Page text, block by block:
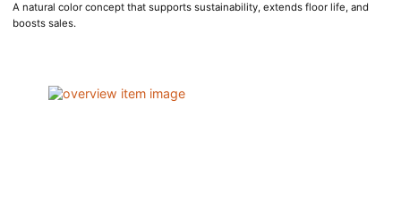
A natural color concept that supports sustainability, extends floor life, and
boosts sales.